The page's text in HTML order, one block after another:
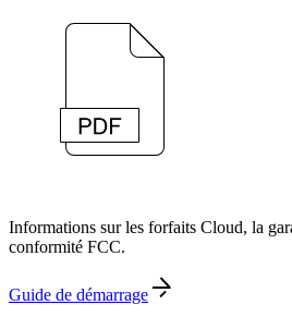
Informations sur les forfaits Cloud, la
conformité FCC.
Guide de démarrage